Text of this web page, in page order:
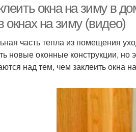
окна на зиму в
окнах на зиму (видео)
часть тепла из помещения
новые оконные конструкции,
над тем, чем заклеить окна